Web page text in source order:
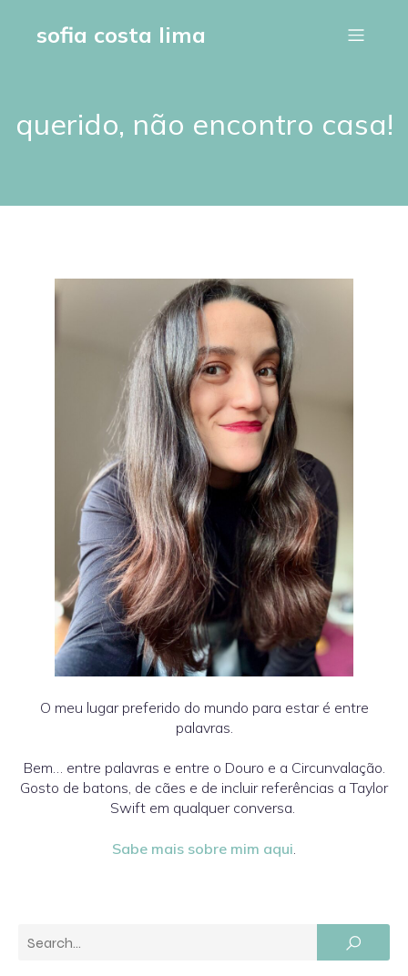
sofia costa lima
querido, não encontro casa!
O meu lugar preferido do mundo para estar é entre
palavras.
Bem… entre palavras e entre o Douro e a Circunvalação.
Gosto de batons, de cães e de incluir referências a Taylor
Swift em qualquer conversa.
Sabe mais sobre mim aqui.